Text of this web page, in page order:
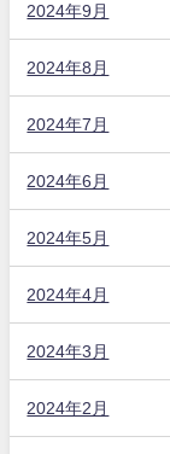
2024年9月
2024年8月
2024年7月
2024年6月
2024年5月
2024年4月
2024年3月
2024年2月